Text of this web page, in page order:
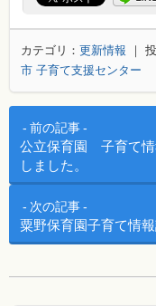
カテゴリ： 更新情報 ｜
市 子育て支援センター
投稿ナビゲー
前の記事
公立保育園 子育て情
しました。
次の記事
粟野保育園子育て情